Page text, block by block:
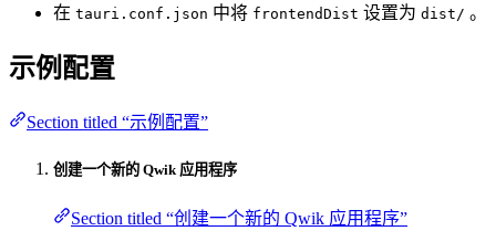
在 tauri.conf.json 中将 frontendDist 设置为 dist/ 。
示例配置
Section titled “示例配置”
创建一个新的 Qwik 应用程序
Section titled “创建一个新的 Qwik 应用程序”